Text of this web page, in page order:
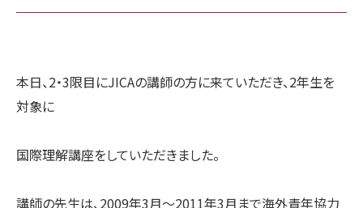
本日、2・3限目にJICAの講師の方に来ていただき、2年生を
対象に
国際理解講座をしていただきました。
講師の先生は、2009年3月〜2011年3月まで海外青年協力